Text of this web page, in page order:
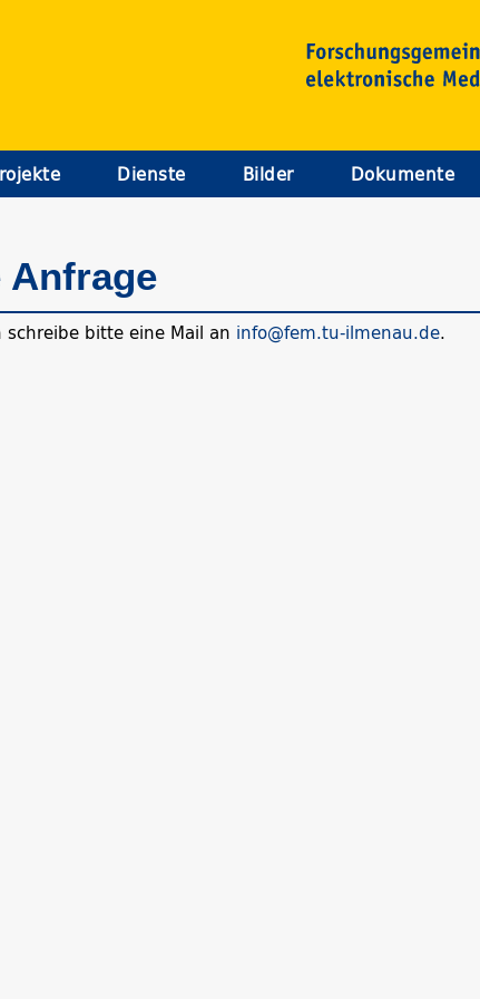
Dienste Bilder Dokumente
Anfrage
bitte eine Mail an info@fem.tu-ilmenau.de.